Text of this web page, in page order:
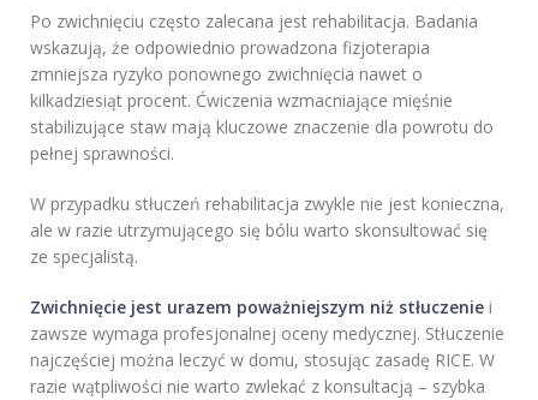
Po zwichnięciu często zalecana jest rehabilitacja. Badania
wskazują, że odpowiednio prowadzona fizjoterapia
zmniejsza ryzyko ponownego zwichnięcia nawet o
kilkadziesiąt procent. Ćwiczenia wzmacniające mięśnie
stabilizujące staw mają kluczowe znaczenie dla powrotu do
pełnej sprawności.
W przypadku stłuczeń rehabilitacja zwykle nie jest konieczna,
ale w razie utrzymującego się bólu warto skonsultować się
ze specjalistą.
Zwichnięcie jest urazem poważniejszym niż stłuczenie i
zawsze wymaga profesjonalnej oceny medycznej. Stłuczenie
najczęściej można leczyć w domu, stosując zasadę RICE. W
razie wątpliwości nie warto zwlekać z konsultacją – szybka